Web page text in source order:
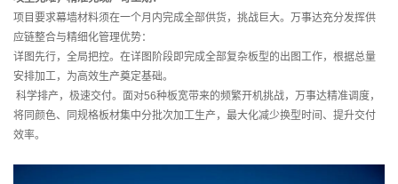
项目要求幕墙材料须在一个月内完成全部供货，挑战巨大。万事达充分发挥供
应链整合与精细化管理优势：
详图先行，全局把控。在详图阶段即完成全部复杂板型的出图工作，根据总量
安排加工，为高效生产奠定基础。
科学排产，极速交付。面对56种板宽带来的频繁开机挑战，万事达精准调度，
将同颜色、同规格板材集中分批次加工生产，最大化减少换型时间、提升交付
效率。